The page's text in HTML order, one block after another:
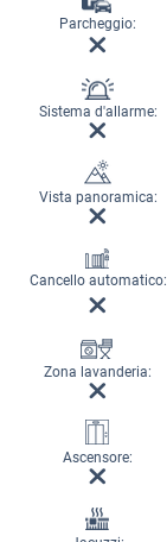
Parcheggio:
Sistema d'allarme:
Vista panoramica:
Cancello automatico:
Zona lavanderia:
Ascensore: